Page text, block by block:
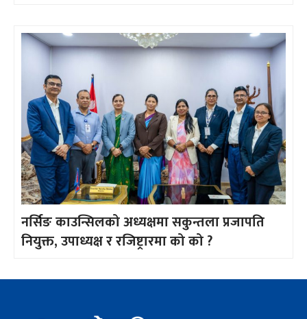
नर्सिङ काउन्सिलको अध्यक्षमा सकुन्तला प्रजापति
नियुक्त, उपाध्यक्ष र रजिष्ट्रारमा को को ?